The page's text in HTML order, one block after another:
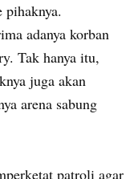
pihaknya.
adanya korban
Tak hanya itu,
juga akan
arena sabung
patroli agar